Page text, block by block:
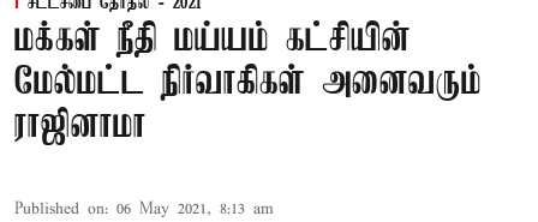
மக்கள் நீதி மய்யம் கட்சியின்
மேல்மட்ட நிர்வாகிகள் அனைவரும்
ராஜினாமா
Published on: 06 May 2021, 8:13 am